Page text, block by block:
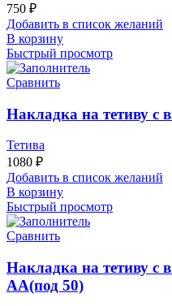
750 ₽
Добавить в список желаний
В корзину
Быстрый просмотр
Сравнить
Накладка на тетиву
Тетива
1080 ₽
Добавить в список желаний
В корзину
Быстрый просмотр
Сравнить
Накладка на тетиву
АА(под 50)